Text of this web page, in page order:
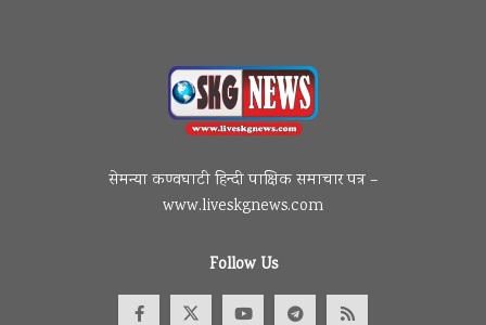
सेमन्या कण्वघाटी हिन्दी पाक्षिक समाचार पत्र –
www.liveskgnews.com
Follow Us